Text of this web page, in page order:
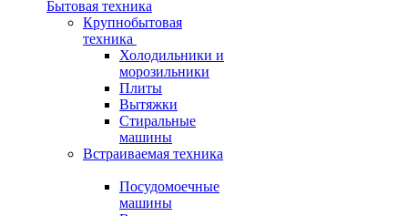
Бытовая техника
Крупнобытовая
техника
Холодильники и
морозильники
Плиты
Вытяжки
Стиральные
машины
Встраиваемая техника
Посудомоечные
машины